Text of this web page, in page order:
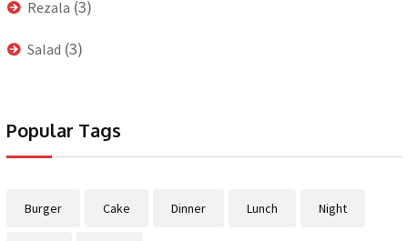
Rezala (3)
Salad (3)
Popular Tags
Burger Cake Dinner Lunch Night